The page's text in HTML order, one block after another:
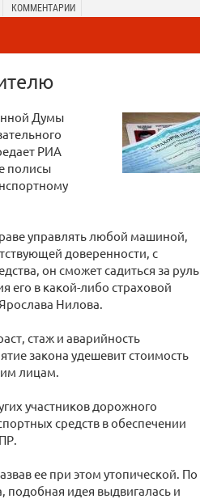
КОММЕНТАРИИ
Думы
РИА
полисы
управлять любой машиной,
доверенности, с
он сможет садиться за руль
его в какой-либо страховой
Нилова.
стаж и аварийность
закона удешевит стоимость
лицам.
участников дорожного
средств в обеспечении
ее при этом утопической. По
подобная идея выдвигалась и